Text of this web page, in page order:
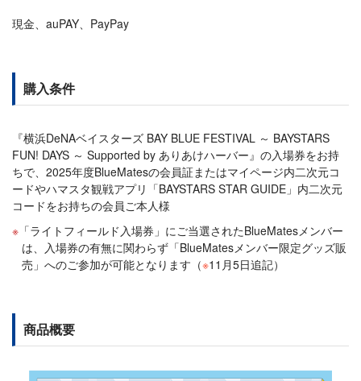
現金、auPAY、PayPay
購入条件
『横浜DeNAベイスターズ BAY BLUE FESTIVAL ～ BAYSTARS
FUN! DAYS ～ Supported by ありあけハーバー』の入場券をお持
ちで、2025年度BlueMatesの会員証またはマイページ内二次元コ
ードやハマスタ観戦アプリ「BAYSTARS STAR GUIDE」内二次元
コードをお持ちの会員ご本人様
「ライトフィールド入場券」にご当選されたBlueMatesメンバー
は、入場券の有無に関わらず「BlueMatesメンバー限定グッズ販
売」へのご参加が可能となります（※11月5日追記）
商品概要